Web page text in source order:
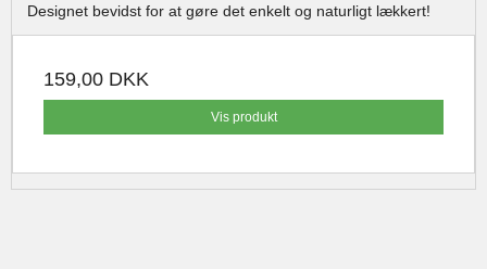
Designet bevidst for at gøre det enkelt og naturligt lækkert!
159,00 DKK
Vis produkt